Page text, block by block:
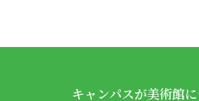
キャンパスが美術館